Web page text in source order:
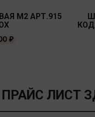
М2 АРТ.915
₽
ЛИСТ